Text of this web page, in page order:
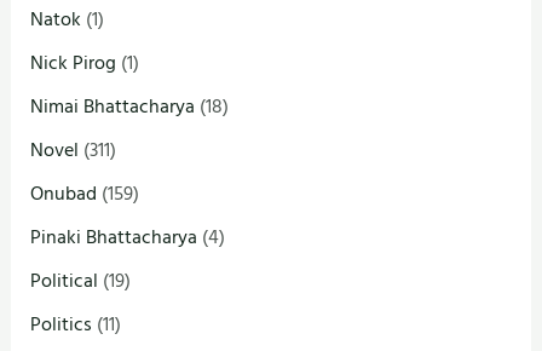
Natok (1)
Nick Pirog (1)
Nimai Bhattacharya (18)
Novel (311)
Onubad (159)
Pinaki Bhattacharya (4)
Political (19)
Politics (11)